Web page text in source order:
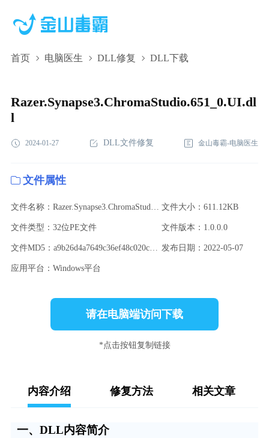
首页 电脑医生 DLL修复 DLL下载
Razer.Synapse3.ChromaStudio.651_0.UI.dl
l
2024-01-27 DLL文件修复 金山毒霸-电脑医生
文件属性
文件名称：Razer.Synapse3.ChromaStudio.651_0.UI.dll 文件大小：611.12KB
文件类型：32位PE文件 文件版本：1.0.0.0
文件MD5：a9b26d4a7649c36ef48c020cb2981c5c 发布日期：2022-05-07
应用平台：Windows平台
请在电脑端访问下载
*点击按钮复制链接
内容介绍 修复方法 相关文章
一、DLL内容简介